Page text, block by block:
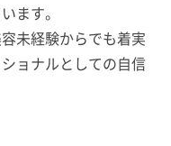
ます。
未経験からでも着実
ョナルとしての自信